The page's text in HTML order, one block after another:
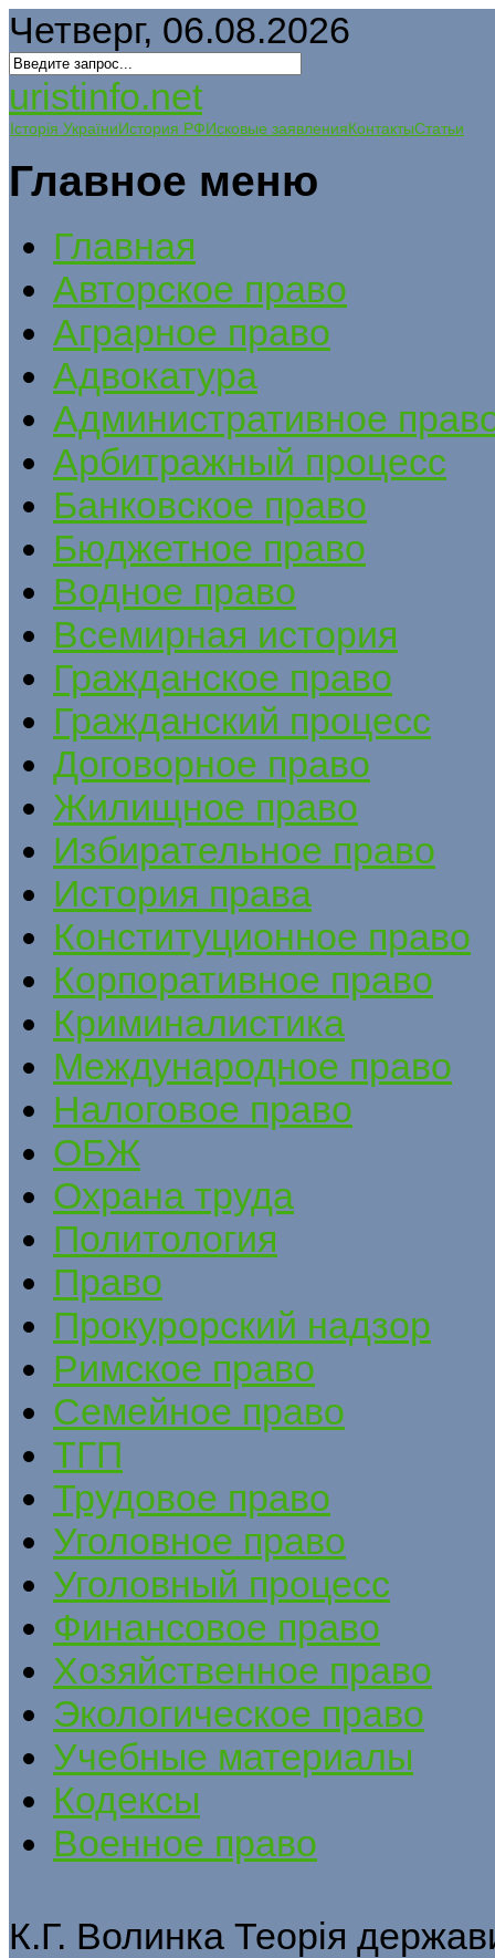
Четверг, 06.08.2026
uristinfo.net
Історія УкраїниИстория РФИсковые заявленияКонтактыСтатьи
Главное меню
Главная
Авторское право
Аграрное право
Адвокатура
Административное
Арбитражный процесс
Банковское право
Бюджетное право
Водное право
Всемирная история
Гражданское право
Гражданский процесс
Договорное право
Жилищное право
Избирательное право
История права
Конституционное право
Корпоративное право
Криминалистика
Международное право
Налоговое право
ОБЖ
Охрана труда
Политология
Право
Прокурорский надзор
Римское право
Семейное право
ТГП
Трудовое право
Уголовное право
Уголовный процесс
Финансовое право
Хозяйственное право
Экологическое право
Учебные материалы
Кодексы
Военное право
К.Г. Волинка Теорія